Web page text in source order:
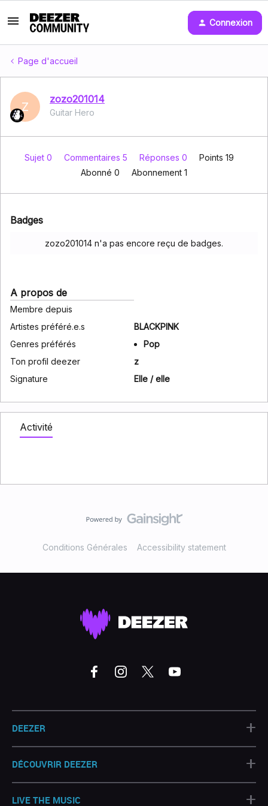
Connexion
Page d'accueil
Z
zozo201014
Guitar Hero
Sujet 0 Commentaires 5 Réponses 0
Points 19
Abonné 0 Abonnement 1
Badges
zozo201014 n'a pas encore reçu de badges.
A propos de
Membre depuis
Artistes préféré.e.s
BLACKPINK
Genres préférés
Pop
Ton profil deezer
z
Signature
Elle / elle
Activité
Conditions Générales Accessibility statement
DEEZER +
DÉCOUVRIR DEEZER +
LIVE THE MUSIC +